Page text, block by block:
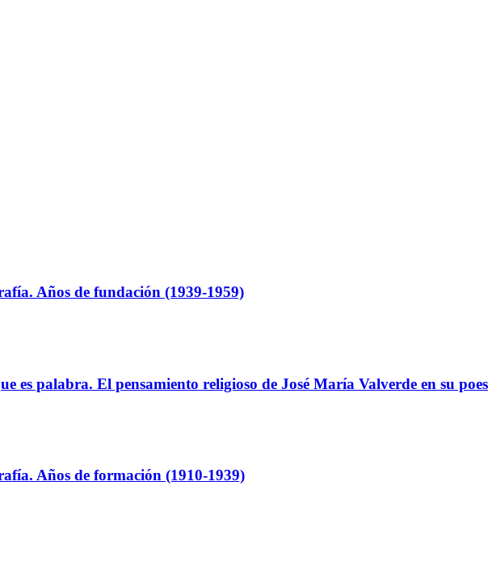
Años de fundación (1939-1959)
es palabra. El pensamiento religioso de José María Valverde en su
Años de formación (1910-1939)